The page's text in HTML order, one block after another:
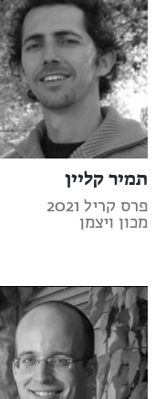
תמיר קליין
פרס קריל 2021
מכון ויצמן